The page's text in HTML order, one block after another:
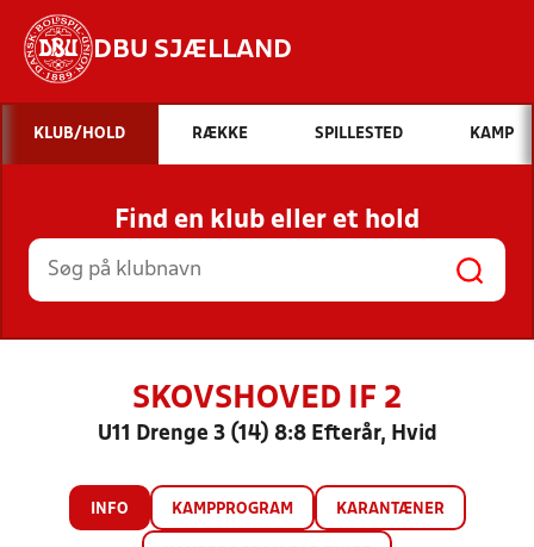
DBU SJÆLLAND
Hvad vil du søge efter?
INDHOLD OG NYHEDER
STILLINGER, RESULTATER, KLUBBER OG
HOLD
KLUB/HOLD RÆKKE SPILLESTED KAMP
Find en klub eller et hold
SKOVSHOVED IF 2
U11 Drenge 3 (14) 8:8 Efterår, Hvid
INFO KAMPPROGRAM KARANTÆNER